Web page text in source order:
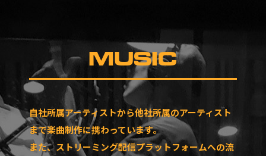
MUSIC
自社所属アーティストから他社所属のアーティスト
まで楽曲制作に携わっています。
また、ストリーミング配信プラットフォームへの流